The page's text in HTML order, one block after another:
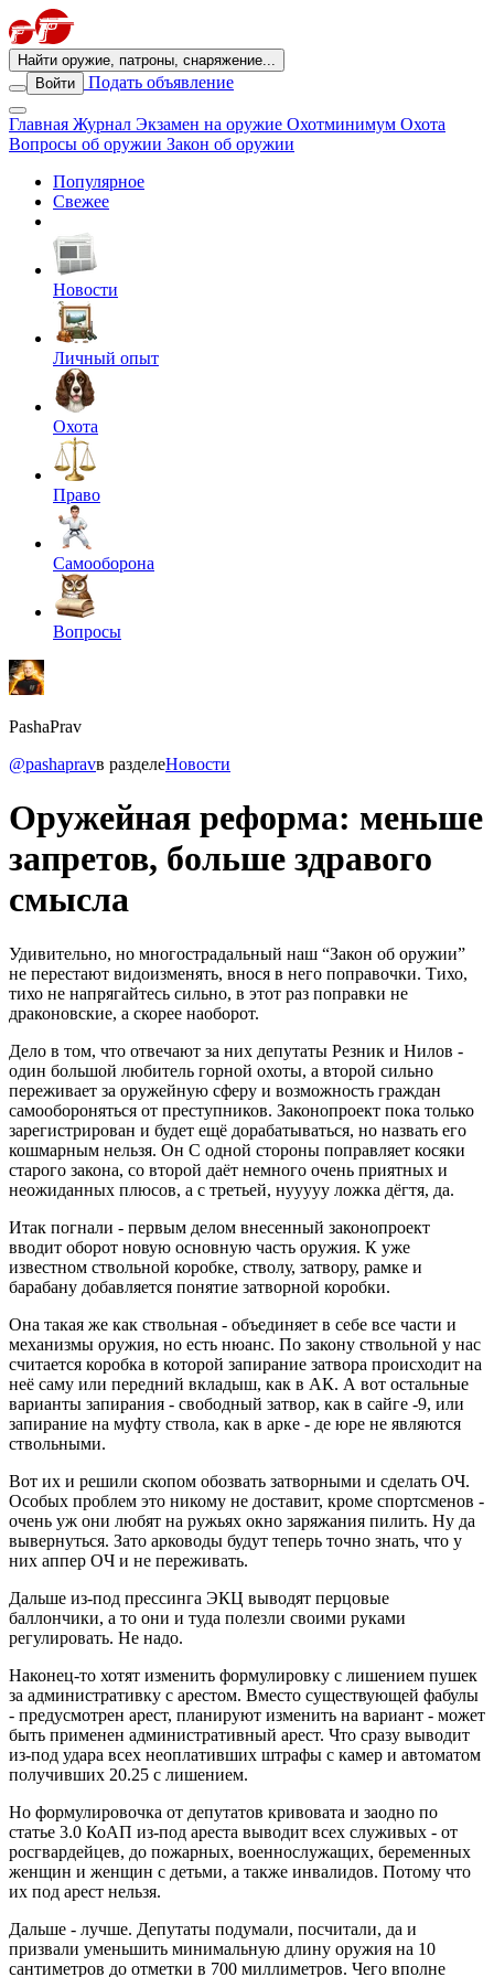
Найти оружие, патроны, снаряжение...
Войти
Подать объявление
Главная Журнал Экзамен на оружие Охотминимум Охота
Вопросы об оружии Закон об оружии
Популярное
Свежее
Новости
Личный опыт
Охота
Право
Самооборона
Вопросы
PashaPrav
@pashapravв разделеНовости
Оружейная реформа: меньше
запретов, больше здравого
смысла
Удивительно, но многострадальный наш “Закон об оружии”
не перестают видоизменять, внося в него поправочки. Тихо,
тихо не напрягайтесь сильно, в этот раз поправки не
драконовские, а скорее наоборот.
Дело в том, что отвечают за них депутаты Резник и Нилов -
один большой любитель горной охоты, а второй сильно
переживает за оружейную сферу и возможность граждан
самообороняться от преступников. Законопроект пока только
зарегистрирован и будет ещё дорабатываться, но назвать его
кошмарным нельзя. Он С одной стороны поправляет косяки
старого закона, со второй даёт немного очень приятных и
неожиданных плюсов, а с третьей, нууууу ложка дёгтя, да.
Итак погнали - первым делом внесенный законопроект
вводит оборот новую основную часть оружия. К уже
известном ствольной коробке, стволу, затвору, рамке и
барабану добавляется понятие затворной коробки.
Она такая же как ствольная - объединяет в себе все части и
механизмы оружия, но есть нюанс. По закону ствольной у нас
считается коробка в которой запирание затвора происходит на
неё саму или передний вкладыш, как в АК. А вот остальные
варианты запирания - свободный затвор, как в сайге -9, или
запирание на муфту ствола, как в арке - де юре не являются
ствольными.
Вот их и решили скопом обозвать затворными и сделать ОЧ.
Особых проблем это никому не доставит, кроме спортсменов -
очень уж они любят на ружьях окно заряжания пилить. Ну да
вывернуться. Зато арководы будут теперь точно знать, что у
них аппер ОЧ и не переживать.
Дальше из-под прессинга ЭКЦ выводят перцовые
баллончики, а то они и туда полезли своими руками
регулировать. Не надо.
Наконец-то хотят изменить формулировку с лишением пушек
за административку с арестом. Вместо существующей фабулы
- предусмотрен арест, планируют изменить на вариант - может
быть применен административный арест. Что сразу выводит
из-под удара всех неоплативших штрафы с камер и автоматом
получивших 20.25 с лишением.
Но формулировочка от депутатов кривовата и заодно по
статье 3.0 КоАП из-под ареста выводит всех служивых - от
росгвардейцев, до пожарных, военнослужащих, беременных
женщин и женщин с детьми, а также инвалидов. Потому что
их под арест нельзя.
Дальше - лучше. Депутаты подумали, посчитали, да и
призвали уменьшить минимальную длину оружия на 10
сантиметров до отметки в 700 миллиметров. Чего вполне